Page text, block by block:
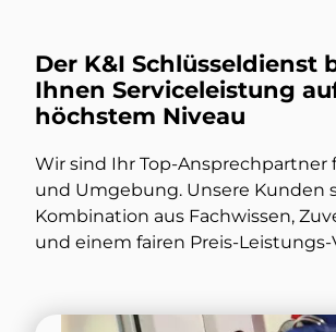
Der K&I Schlüsseldienst
Ihnen Serviceleistung
höchstem Niveau
Wir sind Ihr Top-
und Umgebung. Unsere Kunden
Kombination aus Fachwissen,
und einem fairen Preis-Leistungs-